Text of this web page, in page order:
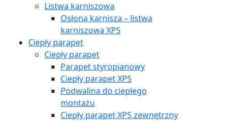
Listwa karniszowa
Osłona karnisza – listwa
karniszowa XPS
Ciepły parapet
Ciepły parapet
Parapet styropianowy
Ciepły parapet XPS
Podwalina do ciepłego
montażu
Ciepły parapet XPS zewnętrzny